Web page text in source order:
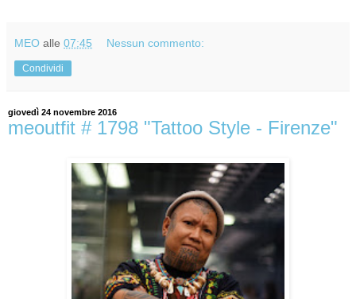
MEO alle 07:45 Nessun commento:
Condividi
giovedì 24 novembre 2016
meoutfit # 1798 "Tattoo Style - Firenze"